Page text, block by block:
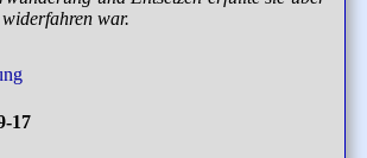
war.
17